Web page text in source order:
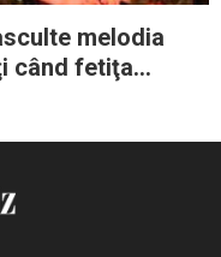
melodia
când fetiţa